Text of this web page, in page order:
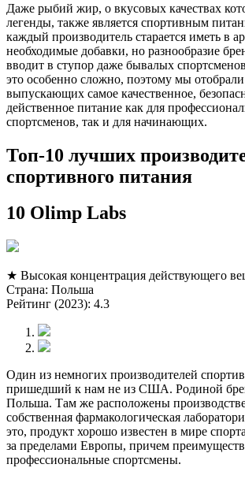
Даже рыбий жир, о вкусовых качествах
легенды, также является спортивным
каждый производитель старается иметь в
необходимые добавки, но разнообразие
вводит в ступор даже бывалых
это особенно сложно, поэтому мы
выпускающих самое качественное,
действенное питание как для
спортсменов, так и для начинающих.
Топ-10 лучших
спортивного питания
10 Olimp Labs
★ Высокая концентрация действующего
Страна: Польша
Рейтинг (2023): 4.3
Один из немногих производителей
пришедший к нам не из США. Родиной
Польша. Там же расположены
собственная фармакологическая
это, продукт хорошо известен в мире
за пределами Европы, причем
профессиональные спортсмены.